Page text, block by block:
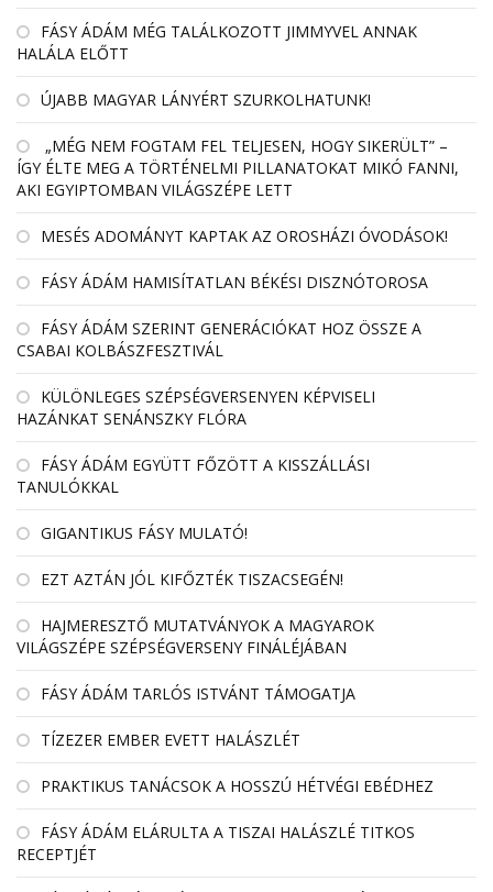
FÁSY ÁDÁM MÉG TALÁLKOZOTT JIMMYVEL ANNAK
HALÁLA ELŐTT
ÚJABB MAGYAR LÁNYÉRT SZURKOLHATUNK!
„MÉG NEM FOGTAM FEL TELJESEN, HOGY SIKERÜLT” –
ÍGY ÉLTE MEG A TÖRTÉNELMI PILLANATOKAT MIKÓ FANNI,
AKI EGYIPTOMBAN VILÁGSZÉPE LETT
MESÉS ADOMÁNYT KAPTAK AZ OROSHÁZI ÓVODÁSOK!
FÁSY ÁDÁM HAMISÍTATLAN BÉKÉSI DISZNÓTOROSA
FÁSY ÁDÁM SZERINT GENERÁCIÓKAT HOZ ÖSSZE A
CSABAI KOLBÁSZFESZTIVÁL
KÜLÖNLEGES SZÉPSÉGVERSENYEN KÉPVISELI
HAZÁNKAT SENÁNSZKY FLÓRA
FÁSY ÁDÁM EGYÜTT FŐZÖTT A KISSZÁLLÁSI
TANULÓKKAL
GIGANTIKUS FÁSY MULATÓ!
EZT AZTÁN JÓL KIFŐZTÉK TISZACSEGÉN!
HAJMERESZTŐ MUTATVÁNYOK A MAGYAROK
VILÁGSZÉPE SZÉPSÉGVERSENY FINÁLÉJÁBAN
FÁSY ÁDÁM TARLÓS ISTVÁNT TÁMOGATJA
TÍZEZER EMBER EVETT HALÁSZLÉT
PRAKTIKUS TANÁCSOK A HOSSZÚ HÉTVÉGI EBÉDHEZ
FÁSY ÁDÁM ELÁRULTA A TISZAI HALÁSZLÉ TITKOS
RECEPTJÉT